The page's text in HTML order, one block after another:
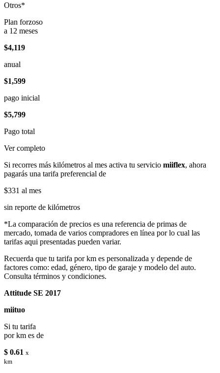
Otros*
Plan forzoso
a 12 meses
$4,119
anual
$1,599
pago inicial
$5,799
Pago total
Ver completo
Si recorres más kilómetros al mes activa tu servicio miiflex, ahora
pagarás una tarifa preferencial de
$331 al mes
sin reporte de kilómetros
*La comparación de precios es una referencia de primas de
mercado, tomada de varios compradores en línea por lo cual las
tarifas aqui presentadas pueden variar.
Recuerda que tu tarifa por km es personalizada y depende de
factores como: edad, género, tipo de garaje y modelo del auto.
Consulta términos y condiciones.
Attitude SE 2017
miituo
Si tu tarifa
por km es de
$ 0.61 x
km